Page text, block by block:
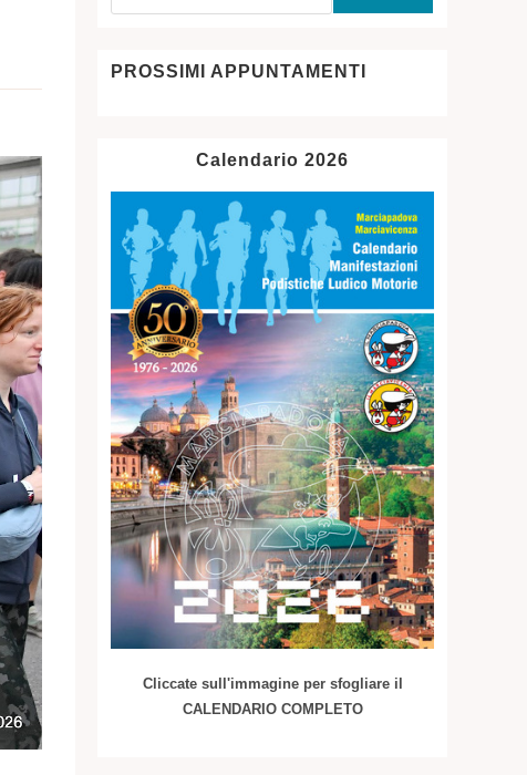
PROSSIMI APPUNTAMENTI
Calendario 2026
Cliccate sull'immagine per sfogliare il
CALENDARIO COMPLETO